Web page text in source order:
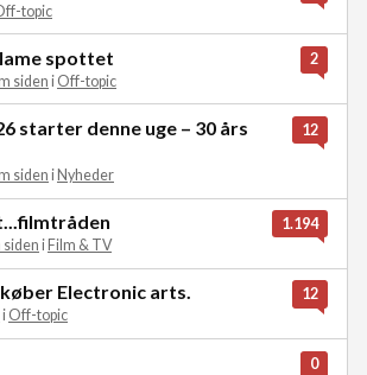
topic
spottet
siden i Off-topic
2
starter denne uge – 30 års
siden i Nyheder
12
sideni Film & TV
1.194
Electronic arts.
i Off-topic
12
0